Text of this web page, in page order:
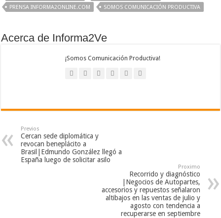
PRENSA INFORMA2ONLINE.COM
SOMOS COMUNICACIÓN PRODUCTIVA
Acerca de Informa2Ve
¡Somos Comunicación Productiva!
Previos
Cercan sede diplomática y
revocan beneplácito a
Brasil|Edmundo González llegó a
España luego de solicitar asilo
Proximo
Recorrido y diagnóstico
|Negocios de Autopartes,
accesorios y repuestos señalaron
altibajos en las ventas de julio y
agosto con tendencia a
recuperarse en septiembre